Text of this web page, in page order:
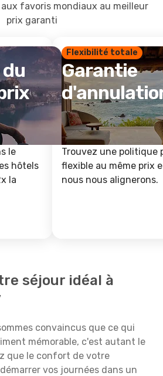
aux favoris mondiaux au meilleur
prix garanti
le
hôtels
la
Flexibilité totale
Garantie
Trouvez une politique
flexible au même prix
nous nous alignerons.
séjour idéal à
convaincus que ce qui
mémorable, c'est autant le
que le confort de votre
vos journées dans un